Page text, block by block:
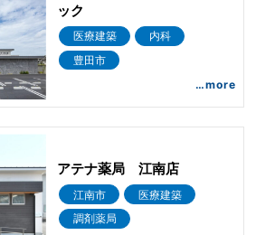
ック
医療建築
内科
豊田市
…more
アテナ薬局 江南店
江南市
医療建築
調剤薬局